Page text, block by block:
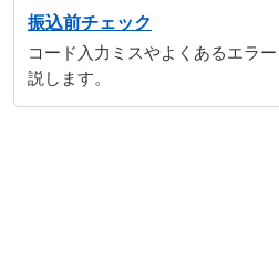
振込前チェック
コード入力ミスやよくあるエラ
説します。